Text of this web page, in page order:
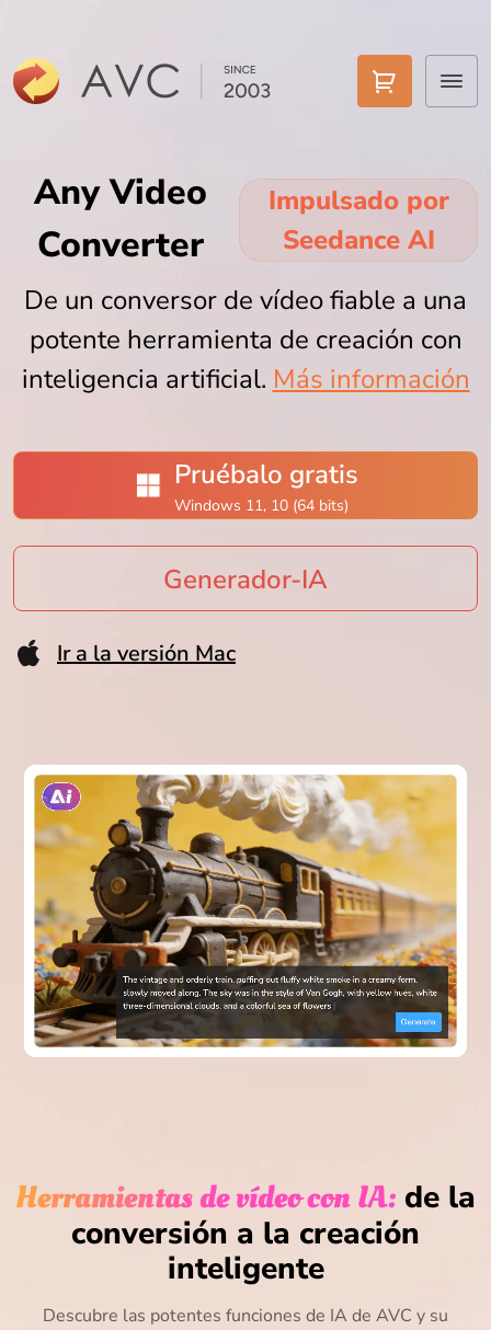
Productos
Precio
Any Video
Converter
Impulsado por
Seedance AI
De un conversor de vídeo fiable a una
potente herramienta de creación con
inteligencia artificial. Más información
Pruébalo gratis
Windows 11, 10 (64 bits)
Generador-IA
Ir a la versión Mac
Herramientas de vídeo con IA: de la
conversión a la creación
inteligente
Descubre las potentes funciones de IA de AVC y su